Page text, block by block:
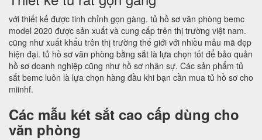
với thiết kế được tinh chỉnh gọn gàng. tủ hồ sơ văn phòng bemc
model 2020 được sản xuất và cung cấp trên thị trường việt nam.
cũng như xuất khẩu trên thị trường thế giới với nhiều mẫu mã đẹp
hiện đại. tủ hồ sơ văn phòng bằng sắt là lựa chọn tốt để bảo quản
hồ sơ doanh nghiệp cũng như hồ sơ nhân sự. Các sản phẩm tủ
sắt bemc luôn là lựa chọn hàng đầu khi bạn cần mua tủ hồ sơ cho
miinhf.
Các mẫu két sắt cao cấp dùng cho
văn phòng